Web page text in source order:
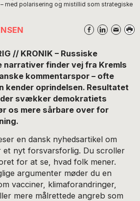
med polarisering og mistillid som strategiske
// KRONIK – Russiske
finder vej fra Kremls
kommentarspor – ofte
kender oprindelsen. Resultatet
svækker demokratiets
os mere sårbare over for
en dansk nyhedsartikel om
et nyt forsvarsforlig. Du scroller
for at se, hvad folk mener.
argumenter møder du en
vacciner, klimaforandringer,
mere målrettede angreb som